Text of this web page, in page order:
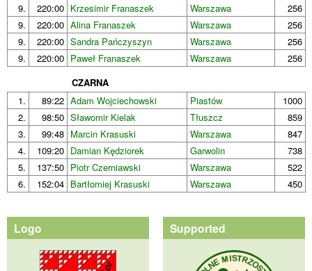
9.
220:00 Krzesimir Franaszek Warszawa
256
9.
220:00 Alina Franaszek Warszawa
256
9.
220:00 Sandra Pańczyszyn Warszawa
256
9.
220:00 Paweł Franaszek Warszawa
256
CZARNA
1.
89:22 Adam Wojciechowski Piastów
1000
2.
98:50 Sławomir Kielak Tłuszcz
859
3.
99:48 Marcin Krasuski Warszawa
847
4.
109:20 Damian Kędziorek Garwolin
738
5.
137:50 Piotr Czerniawski Warszawa
522
6.
152:04 Bartłomiej Krasuski Warszawa 450
Logo Supported